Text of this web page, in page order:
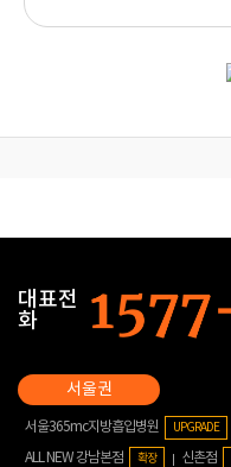
대표전
화
서울365mc지방흡입병원 UPGRADE
ALL NEW 강남본점 확장 신촌점